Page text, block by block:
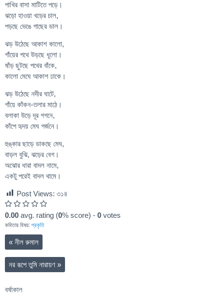
পাখির বাসা মাটিতে পড়ে।
ঝড়ো হাওয়া খড়ের চাল,
পড়ছে ভেঙে গাছের ডাল।
ঝড় উঠেছে আকাশ কালো,
গাঁয়ের পথে উড়ছে ধূলো।
ষাঁড় ছুটছে পথের বাঁকে,
কালো মেঘে আকাশ ঢাকে।
ঝড় উঠেছে নদীর ঘাটে,
গাঁয়ে কাঁকন-তলার মাঠে।
বলাকা উড়ে দূর গগনে,
কাঁপে হৃদয় মেঘ গর্জনে।
হুঙ্কার ছাড়ে ডাকছে মেঘ,
বাড়ল বুঝি, ঝড়ের বেগ।
অঝোর ধারা বাদল নামে,
একটু পরেই বাদল থামে।
Post Views: ৩১৪
0.00 avg. rating (0% score) - 0 votes
কবিতার বিষয়: প্রকৃতি
« নীল রুমাল
নর রূপে তুমি নারায়ণ »
বর্ষাকাল